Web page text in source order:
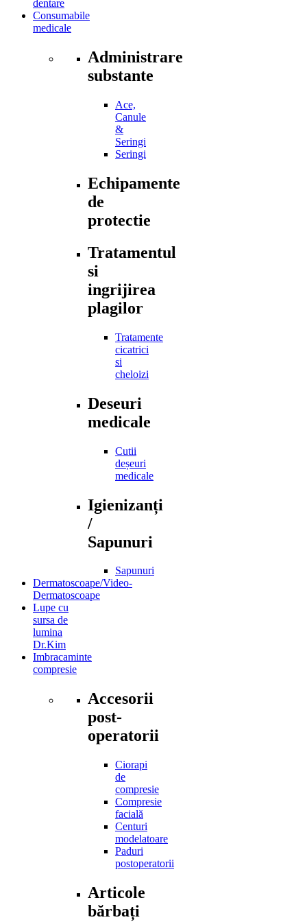
dentare
Consumabile
medicale
Administrare
substante
Ace,
Canule
&
Seringi
Seringi
Echipamente
de
protectie
Tratamentul
si
ingrijirea
plagilor
Tratamente
cicatrici
si
cheloizi
Deseuri
medicale
Cutii
deșeuri
medicale
Igienizanți
/
Sapunuri
Sapunuri
Dermatoscoape/Video-
Dermatoscoape
Lupe cu
sursa de
lumina
Dr.Kim
Imbracaminte
compresie
Accesorii
post-
operatorii
Ciorapi
de
compresie
Compresie
facială
Centuri
modelatoare
Paduri
postoperatorii
Articole
bărbați